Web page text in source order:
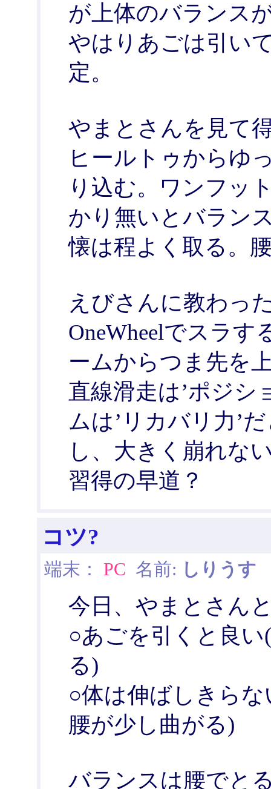
が上体のバランス
やはりあごは引い
定。
やまとさんを見て
ヒールトゥからゆ
り込む。ワンフッ
かり無いとバラン
懐は程よく取る。
えびさんに教わっ
OneWheelでスラ
ームからつま先を
直線滑走は’ポジシ
ムは’リカバリ力’
し、大きく崩れな
習得の早道？
コツ?
端末： PC 名前: しりうす
今日、やまとさん
○あごを引くと良
る)
○体は伸ばしきら
腰が少し曲がる)
バランスは腰でと